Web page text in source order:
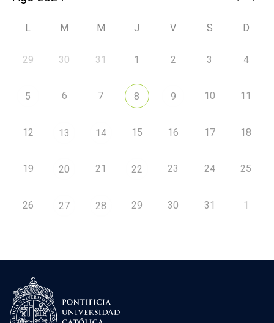
L M M J V S D
29 30 31 1 2 3 4
5 6 7 8 9 10 11
12 13 14 15 16 17 18
19 20 21 22 23 24 25
26 27 28 29 30 31 1